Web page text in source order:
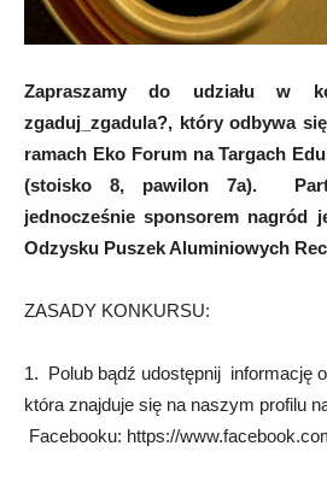
Zapraszamy do udziału w
zgaduj_zgadula?, który odbywa
ramach Eko Forum na Targach
(stoisko 8, pawilon 7a).
jednocześnie sponsorem nagród
Odzysku Puszek Aluminiowych
ZASADY KONKURSU:
1. Polub bądź udostępnij informację
która znajduje się na naszym profilu
Facebooku: https://